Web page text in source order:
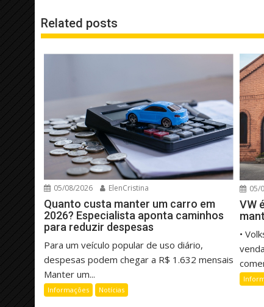
Related posts
05/08/2026 ElenCristina
Quanto custa manter um carro em
2026? Especialista aponta caminhos
para reduzir despesas
Para um veículo popular de uso diário,
despesas podem chegar a R$ 1.632 mensais
Manter um...
Informações Notícias
05/
VW
•